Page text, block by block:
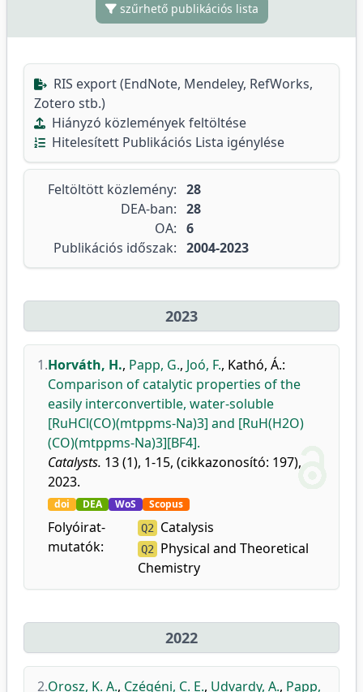
szűrhető publikációs lista
RIS export (EndNote, Mendeley, RefWorks,
Zotero stb.)
Hiányzó közlemények feltöltése
Hitelesített Publikációs Lista igénylése
Feltöltött közlemény: 28
DEA-ban: 28
OA: 6
Publikációs időszak: 2004-2023
2023
1.Horváth, H., Papp, G., Joó, F., Kathó, Á.:
Comparison of catalytic properties of the
easily interconvertible, water-soluble
[RuHCl(CO)(mtppms-Na)3] and [RuH(H2O)
(CO)(mtppms-Na)3][BF4].
Catalysts. 13 (1), 1-15, (cikkazonosító: 197),
2023.
doi DEA WoS Scopus
Folyóirat-
mutatók:
Q2 Catalysis
Q2
Physical and Theoretical
Chemistry
2022
2.Orosz, K. A., Czégéni, C. E., Udvardy, A., Papp,